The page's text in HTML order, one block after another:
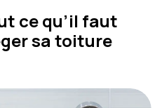
ce qu’il faut
sa toiture